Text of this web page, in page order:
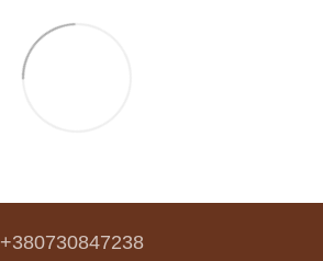
+380730847238